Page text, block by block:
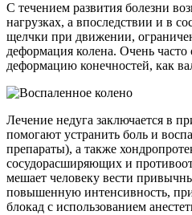
С течением развития болезни
нагрузках, а впоследствии и в
щелчки при движении,
деформация колена. Очень
деформацию конечностей, как
Лечение недуга заключается в
помогают устранить боль и
препараты), а также
сосудорасширяющих и
мешает человеку вести
повышенную интенсивность,
блокад с использованием